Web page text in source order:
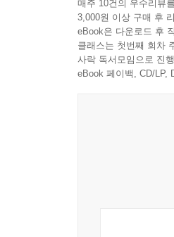
에리히 프롬은 《사
서 부서진 삶을 복
기 이익을 챙기는
곁에 남아 있다. 무
것이다.
“언제부터인가 사
나를 키우고 우리를
날카롭거나 뭉근
말이기도 하다. 또
매주 10건의 우수리뷰
3,000원 이상 구매 후
eBook은 다운로드 후
클래스는 첫번째 회차
사락 독서모임으로 진
eBook 페이백, CD/LP,